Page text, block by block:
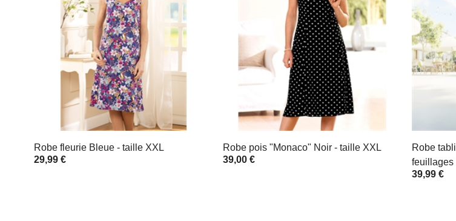
Robe fleurie Bleue - taille XXL
29,99 €
Robe pois "Monaco" Noir - taille XXL
39,00 €
Robe
feuillages
39,99 €